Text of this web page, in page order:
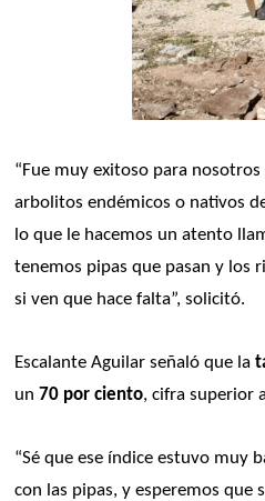
“Fue muy exitoso para
arbolitos endémicos o nativos
lo que le hacemos un atento
tenemos pipas que pasan y los
si ven que hace falta”, solicitó.
Escalante Aguilar señaló que la
un 70 por ciento, cifra superior
“Sé que ese índice estuvo muy
con las pipas, y esperemos que